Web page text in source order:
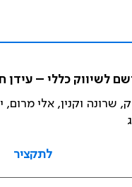
לשיווק כללי –
שרונה וקנין, אלי
לתקציר